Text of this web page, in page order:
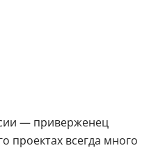
— приверженец
проектах всегда много